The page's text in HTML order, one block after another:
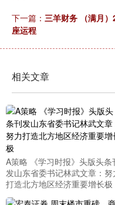
下一篇： 三羊财务 （满月
座运程
相关文章
A策略 《学习时报》头版头条
发山东省委书记林武文章：努
打造北方地区经济重要增长极